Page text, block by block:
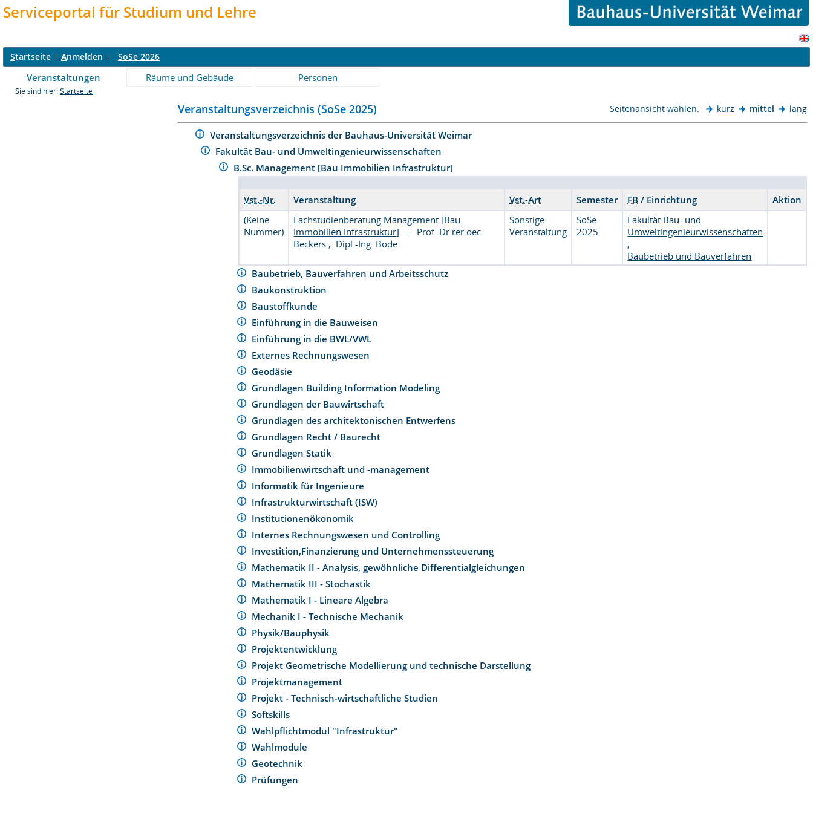
Serviceportal für Studium und Lehre
Startseite Anmelden SoSe 2026
Veranstaltungen Räume und Gebäude Personen
Sie sind hier: Startseite
Veranstaltungsverzeichnis (SoSe 2025) Seitenansicht wählen: kurz mittel lang
Veranstaltungsverzeichnis der Bauhaus-Universität Weimar
Fakultät Bau- und Umweltingenieurwissenschaften
B.Sc. Management [Bau Immobilien Infrastruktur]
Vst.-Nr. Veranstaltung Vst.-Art Semester FB / Einrichtung
Aktion
(Keine
Nummer)
Fachstudienberatung Management [Bau
Immobilien Infrastruktur] - Prof. Dr.rer.oec.
Beckers , Dipl.-Ing. Bode
Sonstige
Veranstaltung
SoSe
2025
Fakultät Bau- und
Umweltingenieurwissenschaften
,
Baubetrieb und Bauverfahren
Baubetrieb, Bauverfahren und Arbeitsschutz
Baukonstruktion
Baustoffkunde
Einführung in die Bauweisen
Einführung in die BWL/VWL
Externes Rechnungswesen
Geodäsie
Grundlagen Building Information Modeling
Grundlagen der Bauwirtschaft
Grundlagen des architektonischen Entwerfens
Grundlagen Recht / Baurecht
Grundlagen Statik
Immobilienwirtschaft und -management
Informatik für Ingenieure
Infrastrukturwirtschaft (ISW)
Institutionenökonomik
Internes Rechnungswesen und Controlling
Investition,Finanzierung und Unternehmenssteuerung
Mathematik II - Analysis, gewöhnliche Differentialgleichungen
Mathematik III - Stochastik
Mathematik I - Lineare Algebra
Mechanik I - Technische Mechanik
Physik/Bauphysik
Projektentwicklung
Projekt Geometrische Modellierung und technische Darstellung
Projektmanagement
Projekt - Technisch-wirtschaftliche Studien
Softskills
Wahlpflichtmodul "Infrastruktur"
Wahlmodule
Geotechnik
Prüfungen